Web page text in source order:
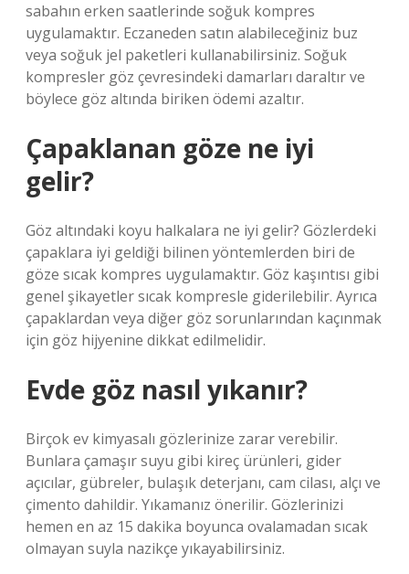
sabahın erken saatlerinde soğuk kompres
uygulamaktır. Eczaneden satın alabileceğiniz buz
veya soğuk jel paketleri kullanabilirsiniz. Soğuk
kompresler göz çevresindeki damarları daraltır ve
böylece göz altında biriken ödemi azaltır.
Çapaklanan göze ne iyi
gelir?
Göz altındaki koyu halkalara ne iyi gelir? Gözlerdeki
çapaklara iyi geldiği bilinen yöntemlerden biri de
göze sıcak kompres uygulamaktır. Göz kaşıntısı gibi
genel şikayetler sıcak kompresle giderilebilir. Ayrıca
çapaklardan veya diğer göz sorunlarından kaçınmak
için göz hijyenine dikkat edilmelidir.
Evde göz nasıl yıkanır?
Birçok ev kimyasalı gözlerinize zarar verebilir.
Bunlara çamaşır suyu gibi kireç ürünleri, gider
açıcılar, gübreler, bulaşık deterjanı, cam cilası, alçı ve
çimento dahildir. Yıkamanız önerilir. Gözlerinizi
hemen en az 15 dakika boyunca ovalamadan sıcak
olmayan suyla nazikçe yıkayabilirsiniz.